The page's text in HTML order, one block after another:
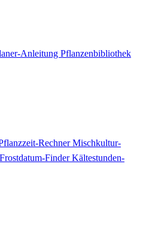
Anleitung Pflanzenbibliothek
RechnerMischkultur-
Frostdatum-FinderKältestunden-